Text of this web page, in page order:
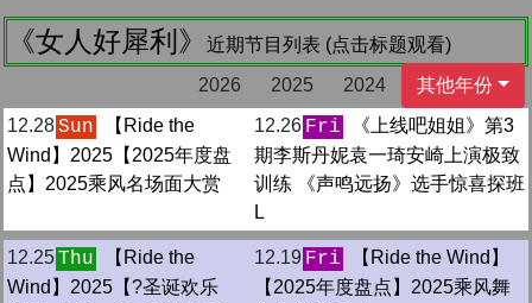
《女人好犀利》
近期节目列表 (点击标题观看)
2026
2025 2024
其他年份
12.28Sun
【Ride the
Wind】2025【2025年度盘
点】2025乘风名场面大赏
12.26 Fri
《上线吧姐姐》第3
期李斯丹妮袁一琦安崎上演极致
训练 《声鸣远扬》选手惊喜探班
L
12.25Thu
【Ride the
Wind】2025【?圣诞欢乐
12.19 Fri
【Ride the Wind】
【2025年度盘点】2025乘风舞